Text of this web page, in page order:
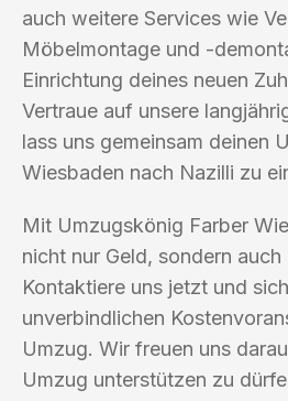
auch weitere Services wie
Möbelmontage und -
Einrichtung deines neuen
Vertraue auf unsere
lass uns gemeinsam deinen
Wiesbaden nach Nazilli zu
Mit Umzugskönig Farber
nicht nur Geld, sondern
Kontaktiere uns jetzt und
unverbindlichen
Umzug. Wir freuen uns
Umzug unterstützen zu